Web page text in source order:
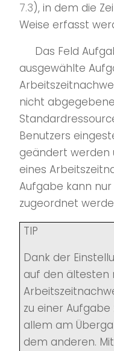
7.3), in dem die
Weise erfasst
Das Feld
ausgewählte
nicht
Benutzers
geändert werden
eines
Aufgabe kann
zugeordnet
TIP
Dank der
auf den ältesten
zu einer
allem am
dem anderen.